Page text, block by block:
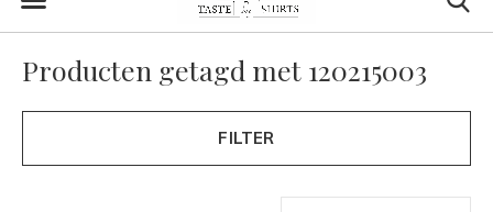
Producten getagd met 120215003
FILTER